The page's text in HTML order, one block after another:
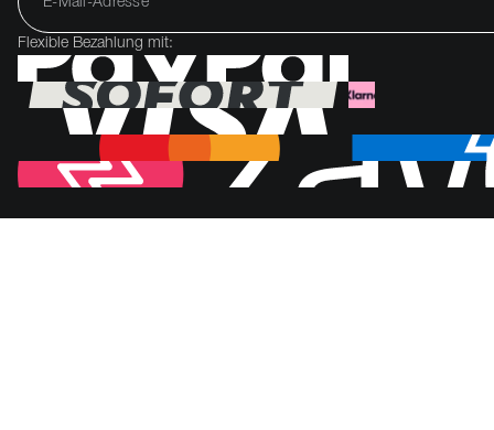
Flexible Bezahlung mit: